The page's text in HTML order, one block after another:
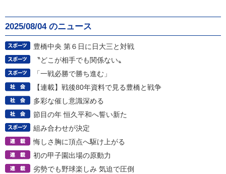
2025/08/04 のニュース
豊橋中央 第６日に日大三と対戦
〝どこが相手でも関係ない〟
「一戦必勝で勝ち進む」
【連載】戦後80年資料で見る豊橋と戦争
多彩な催し意識深める
節目の年 恒久平和へ誓い新た
組み合わせが決定
悔しさ胸に頂点へ駆け上がる
初の甲子園出場の原動力
劣勢でも野球楽しみ 気迫で圧倒